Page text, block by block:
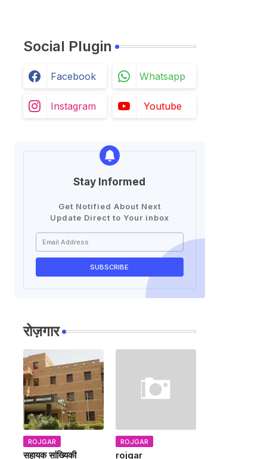
Social Plugin
Facebook Whatsapp
Instagram Youtube
Stay Informed
Get Notified About Next
Update Direct to Your inbox
रोज़गार
ROJGAR
सहायक सांख्यिकी
ROJGAR
rojgar